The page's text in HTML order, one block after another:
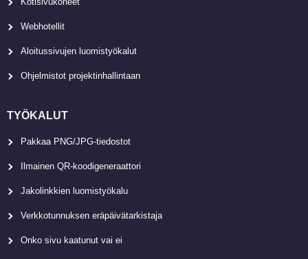
Webhotellit
Aloitussivujen luomistyökalut
Ohjelmistot projektinhallintaan
TYÖKALUT
Pakkaa PNG/JPG-tiedostot
Ilmainen QR-koodigeneraattori
Jakolinkkien luomistyökalu
Verkkotunnuksen eräpäivätarkistaja
Onko sivu kaatunut vai ei